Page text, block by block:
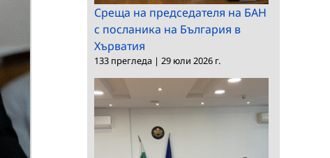
Среща на председателя на БАН
с посланика на България в
Хърватия
133 прегледа | 29 юли 2026 г.